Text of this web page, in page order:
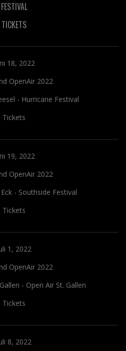
FESTIVAL
TICKETS
18, 2022
OpenAir 2022
- Hurricane Festival
Tickets
19, 2022
OpenAir 2022
- Southside Festival
Tickets
1, 2022
OpenAir 2022
- Open Air St. Gallen
Tickets
8, 2022